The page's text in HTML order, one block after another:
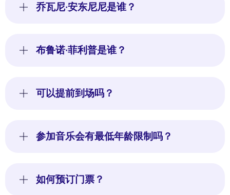
乔瓦尼·安东尼尼是谁？
布鲁诺·菲利普是谁？
可以提前到场吗？
参加音乐会有最低年龄限制吗？
如何预订门票？